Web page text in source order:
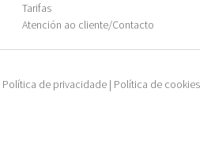
Tarifas
Atención ao cliente/Contacto
Política de privacidade| Política de cookies